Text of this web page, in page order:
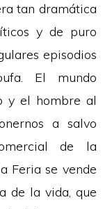
tan dramática
y de puro
episodios
El mundo
y el hombre al
a salvo
de la
Feria se vende
de la vida, que